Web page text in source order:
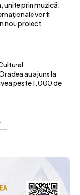
unite prin muzică.
vor fi
nou proiect
au ajuns la
peste 1.000 de